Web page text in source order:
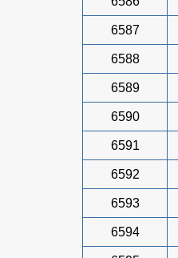
6587
6588
6589
6590
6591
6592
6593
6594